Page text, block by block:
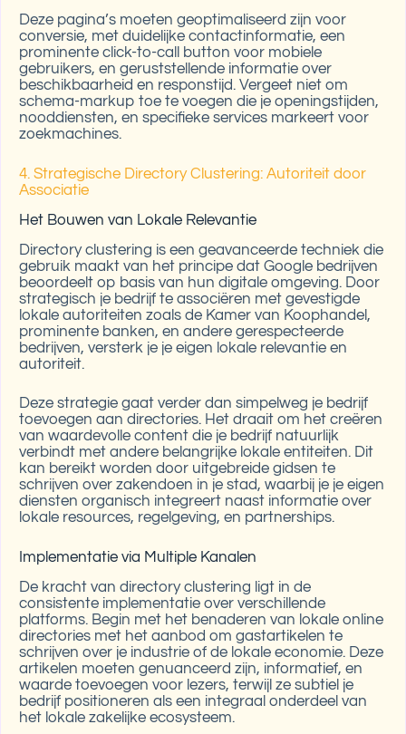
Deze pagina’s moeten geoptimaliseerd zijn voor
conversie, met duidelijke contactinformatie, een
prominente click-to-call button voor mobiele
gebruikers, en geruststellende informatie over
beschikbaarheid en responstijd. Vergeet niet om
schema-markup toe te voegen die je openingstijden,
nooddiensten, en specifieke services markeert voor
zoekmachines.
4. Strategische Directory Clustering: Autoriteit door
Associatie
Het Bouwen van Lokale Relevantie
Directory clustering is een geavanceerde techniek die
gebruik maakt van het principe dat Google bedrijven
beoordeelt op basis van hun digitale omgeving. Door
strategisch je bedrijf te associëren met gevestigde
lokale autoriteiten zoals de Kamer van Koophandel,
prominente banken, en andere gerespecteerde
bedrijven, versterk je je eigen lokale relevantie en
autoriteit.
Deze strategie gaat verder dan simpelweg je bedrijf
toevoegen aan directories. Het draait om het creëren
van waardevolle content die je bedrijf natuurlijk
verbindt met andere belangrijke lokale entiteiten. Dit
kan bereikt worden door uitgebreide gidsen te
schrijven over zakendoen in je stad, waarbij je je eigen
diensten organisch integreert naast informatie over
lokale resources, regelgeving, en partnerships.
Implementatie via Multiple Kanalen
De kracht van directory clustering ligt in de
consistente implementatie over verschillende
platforms. Begin met het benaderen van lokale online
directories met het aanbod om gastartikelen te
schrijven over je industrie of de lokale economie. Deze
artikelen moeten genuanceerd zijn, informatief, en
waarde toevoegen voor lezers, terwijl ze subtiel je
bedrijf positioneren als een integraal onderdeel van
het lokale zakelijke ecosysteem.